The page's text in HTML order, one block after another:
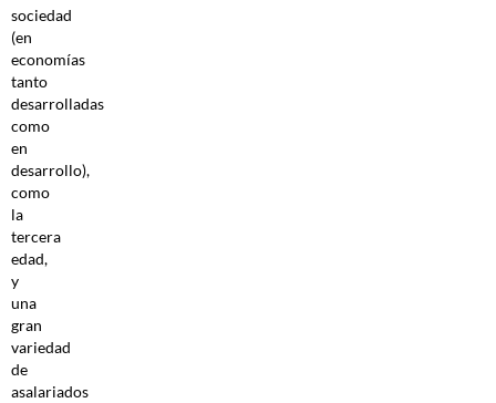
sociedad
(en
economías
tanto
desarrolladas
como
en
desarrollo),
como
la
tercera
edad,
y
una
gran
variedad
de
asalariados